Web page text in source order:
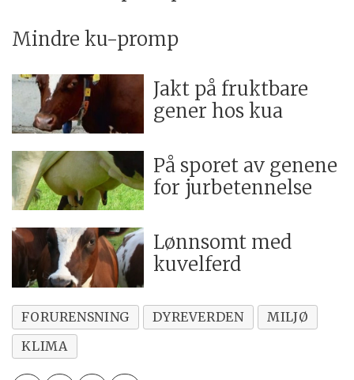
Mindre ku-promp
Jakt på fruktbare
gener hos kua
På sporet av genene
for jurbetennelse
Lønnsomt med
kuvelferd
FORURENSNING DYREVERDEN
MILJØ
KLIMA